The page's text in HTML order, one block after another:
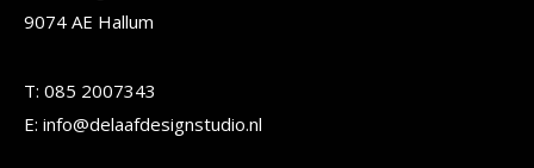
kan
worden
9074 AE Hallum
T: 085 2007343
E: info@delaafdesignstudio.nl